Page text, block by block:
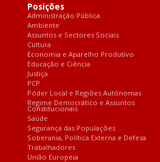
Posições
Administração Pública
Ambiente
Assuntos e Sectores Sociais
Cultura
Economia e Aparelho Produtivo
Educação e Ciência
Justiça
PCP
Poder Local e Regiões Autónomas
Regime Democrático e Assuntos
Constitucionais
Saúde
Segurança das Populações
Soberania, Política Externa e Defesa
Trabalhadores
União Europeia